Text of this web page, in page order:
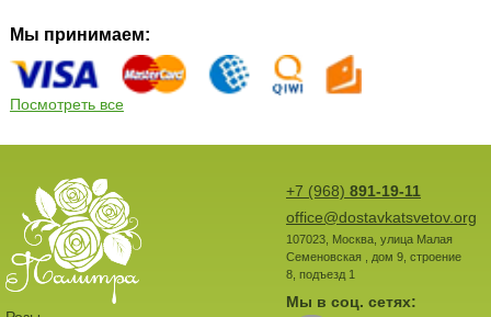
Мы принимаем:
Посмотреть все
+7 (968) 891-19-11
office@dostavkatsvetov.org
107023, Москва, улица Малая
Семеновская , дом 9, строение
8, подъезд 1
Мы в соц. сетях: